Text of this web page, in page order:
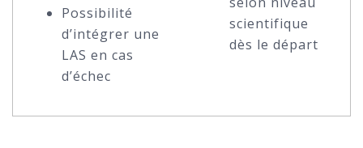
Possibilité
d’intégrer une
LAS en cas
d’échec
scientifique
dès le départ